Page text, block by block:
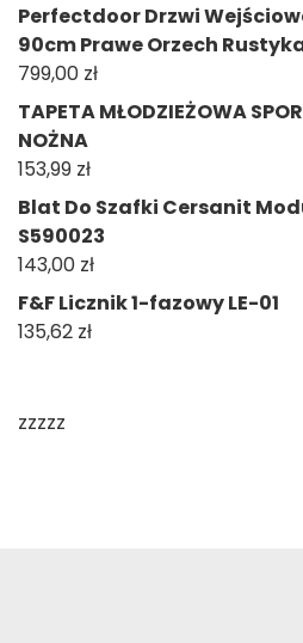
Perfectdoor Drzwi
90cm Prawe Orzech
799,00 zł
TAPETA MŁODZIEŻOWA
NOŻNA
153,99 zł
Blat Do Szafki Cersanit
S590023
143,00 zł
F&F Licznik 1-fazowy LE-01
135,62 zł
zzzzz